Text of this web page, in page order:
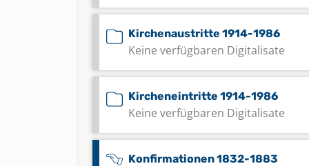
Kirchenaustritte 1914-1986
Keine verfügbaren Digitalisate
Kircheneintritte 1914-1986
Keine verfügbaren Digitalisate
Konfirmationen 1832-1883